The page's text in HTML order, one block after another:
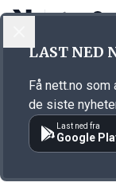
Annonsørinnhold
LAST NED
Få nett.no
de siste
Last ned fra
Google